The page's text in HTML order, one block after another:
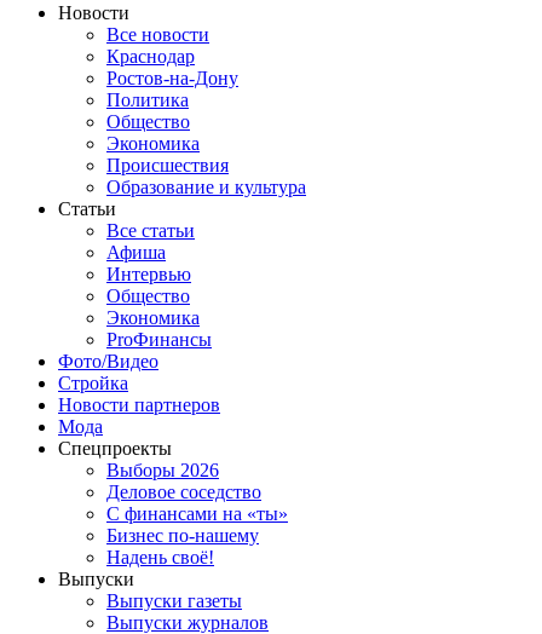
Новости
Все новости
Краснодар
Ростов-на-Дону
Политика
Общество
Экономика
Происшествия
Образование и культура
Статьи
Все статьи
Афиша
Интервью
Общество
Экономика
ProФинансы
Фото/Видео
Стройка
Новости партнеров
Мода
Спецпроекты
Выборы 2026
Деловое соседство
С финансами на «ты»
Бизнес по-нашему
Надень своё!
Выпуски
Выпуски газеты
Выпуски журналов